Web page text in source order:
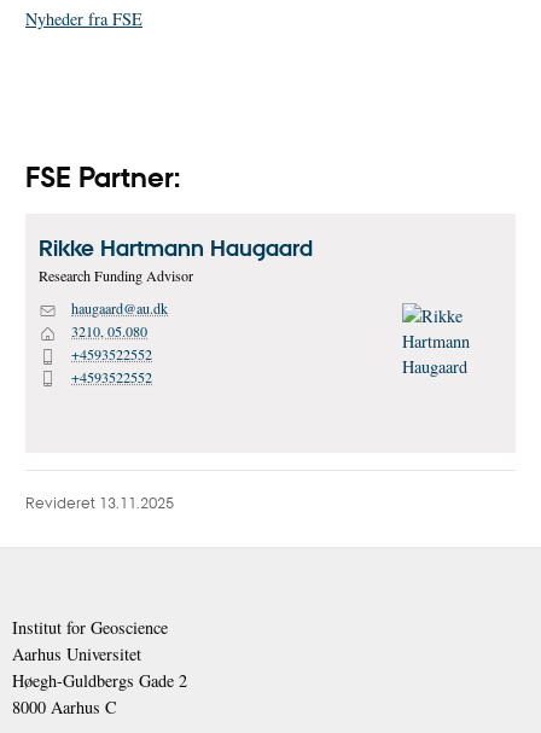
Nyheder fra FSE
FSE Partner:
Rikke Hartmann Haugaard
Research Funding Advisor
M haugaard@au.dk
H 3210, 05.080
P +4593522552
P +4593522552
Revideret 13.11.2025
Institut for Geoscience
Aarhus Universitet
Høegh-Guldbergs Gade 2
8000 Aarhus C